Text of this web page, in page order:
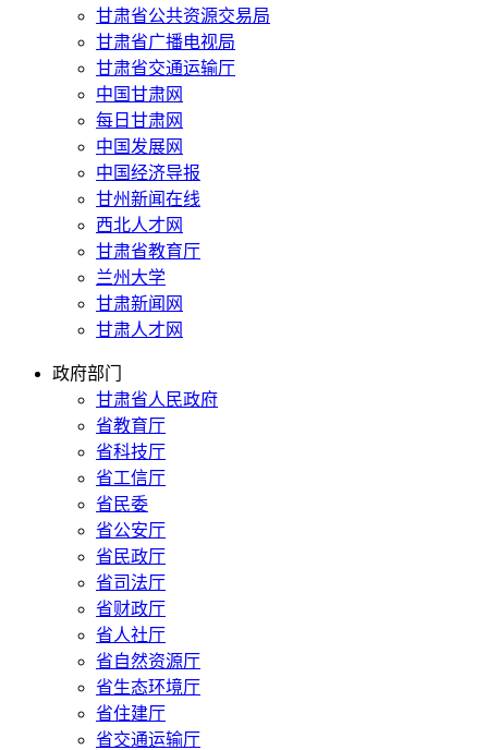
甘肃省公共资源交易局
甘肃省广播电视局
甘肃省交通运输厅
中国甘肃网
每日甘肃网
中国发展网
中国经济导报
甘州新闻在线
西北人才网
甘肃省教育厅
兰州大学
甘肃新闻网
甘肃人才网
政府部门
甘肃省人民政府
省教育厅
省科技厅
省工信厅
省民委
省公安厅
省民政厅
省司法厅
省财政厅
省人社厅
省自然资源厅
省生态环境厅
省住建厅
省交通运输厅